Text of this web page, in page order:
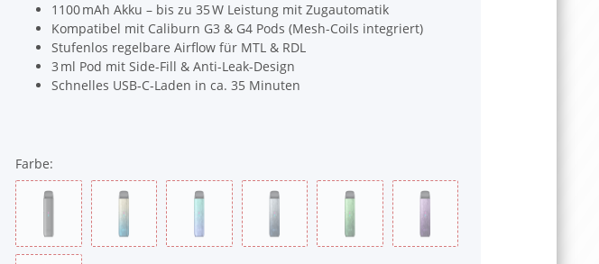
1100 mAh Akku – bis zu 35 W Leistung mit Zugautomatik
Kompatibel mit Caliburn G3 & G4 Pods (Mesh-Coils integriert)
Stufenlos regelbare Airflow für MTL & RDL
3 ml Pod mit Side-Fill & Anti-Leak-Design
Schnelles USB‑C‑Laden in ca. 35 Minuten
Farbe:
night black